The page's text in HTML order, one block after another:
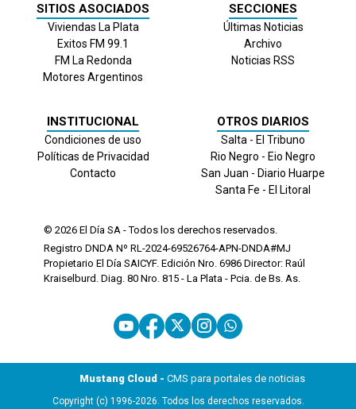
SITIOS ASOCIADOS
Viviendas La Plata
Exitos FM 99.1
FM La Redonda
Motores Argentinos
SECCIONES
Últimas Noticias
Archivo
Noticias RSS
INSTITUCIONAL
Condiciones de uso
Políticas de Privacidad
Contacto
OTROS DIARIOS
Salta - El Tribuno
Rio Negro - Eio Negro
San Juan - Diario Huarpe
Santa Fe - El Litoral
© 2026 El Día SA - Todos los derechos reservados.
Registro DNDA Nº RL-2024-69526764-APN-DNDA#MJ
Propietario El Día SAICYF. Edición Nro. 6986 Director: Raúl
Kraiselburd. Diag. 80 Nro. 815 - La Plata - Pcia. de Bs. As.
Mustang Cloud - CMS para portales de noticias
Copyright (c) 1996-2026. Todos los derechos reservados.